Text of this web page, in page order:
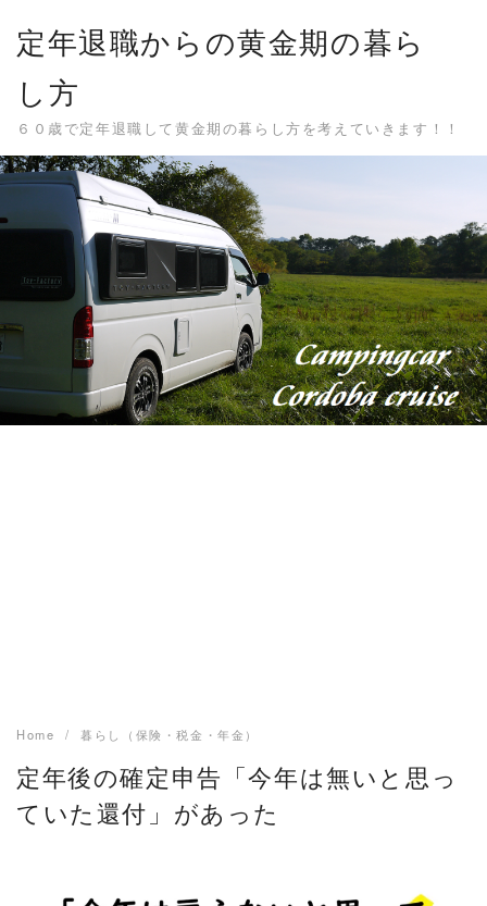
content
定年退職からの黄金期の暮ら
し方
６０歳で定年退職して黄金期の暮らし方を考えていきます！！
Home 暮らし（保険・税金・年金）
定年後の確定申告「今年は無いと思っ
ていた還付」があった